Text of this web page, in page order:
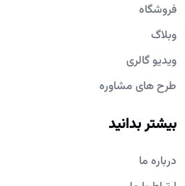
فروشگاه
وبلاگ
ویدیو گالری
طرح های مشاوره
بیشتر بدانید
درباره ما